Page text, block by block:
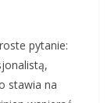
pytanie:
stawia na